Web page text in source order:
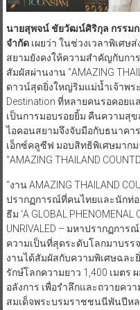
นายสุพจน์ ชัยวัฒน์ศิริกุล กรรม
จำกัดเผยว่า ในช่วงเวลาพิเศษ
สยามยังคงให้ความสำคัญกับก
สัมผัสผ่านงาน “AMAZING
ดาวน์สุดยิ่งใหญ่ริมแม่น้ำเจ้าพร
Destination ที่หลายคนรอคอย
เป็นการมอบรอยยิ้ม คืนความสุ
ไอคอนสยามจึงจับมือกับธนาค
เอ็กซ์คลูซีฟ มอบสิทธิพิเศษมาก
“AMAZING THAILAND
“งาน AMAZING THAILAND
ปรากฏการณ์ที่คนไทยและนักท่อ
ธีม ‘A GLOBAL PHENOMENAL
UNRIVALED – มหาปรากฏกา
ความเป็นที่สุดระดับโลกมาบรร
งานได้สัมผัสกับความพิเศษฉล
รักษ์โลกความยาว 1,400 เมตร
อลังการ เพื่อรำลึกและถวายค
สมเด็จพระบรมราชชนนีพันปีหล